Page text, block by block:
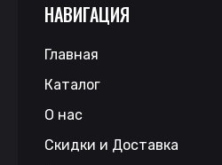
НАВИГАЦИЯ
Главная
Каталог
О нас
Скидки и Доставка